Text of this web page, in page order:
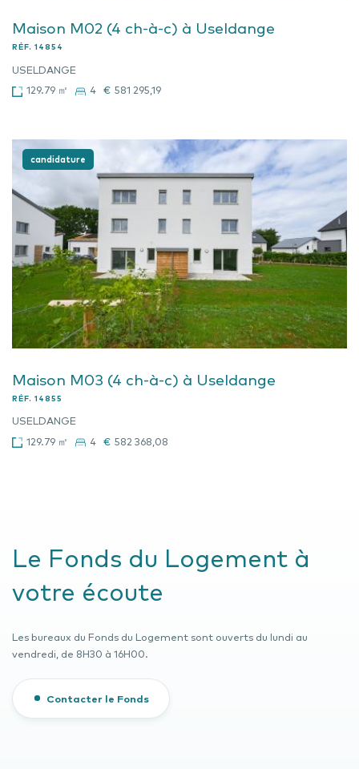
Maison M02 (4 ch-à-c) à Useldange
RÉF. 14854
USELDANGE
129.79 ㎡
4 € 581 295,19
Maison M03 (4 ch-à-c) à Useldange
RÉF. 14855
USELDANGE
129.79 ㎡
4 € 582 368,08
candidature
Le Fonds du Logement à
votre écoute
Les bureaux du Fonds du Logement sont ouverts du lundi au
vendredi, de 8H30 à 16H00.
Contacter le Fonds